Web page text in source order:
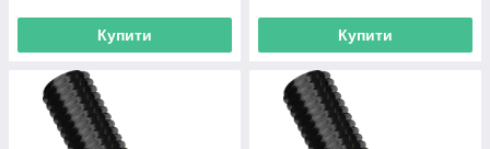
Купити Купити